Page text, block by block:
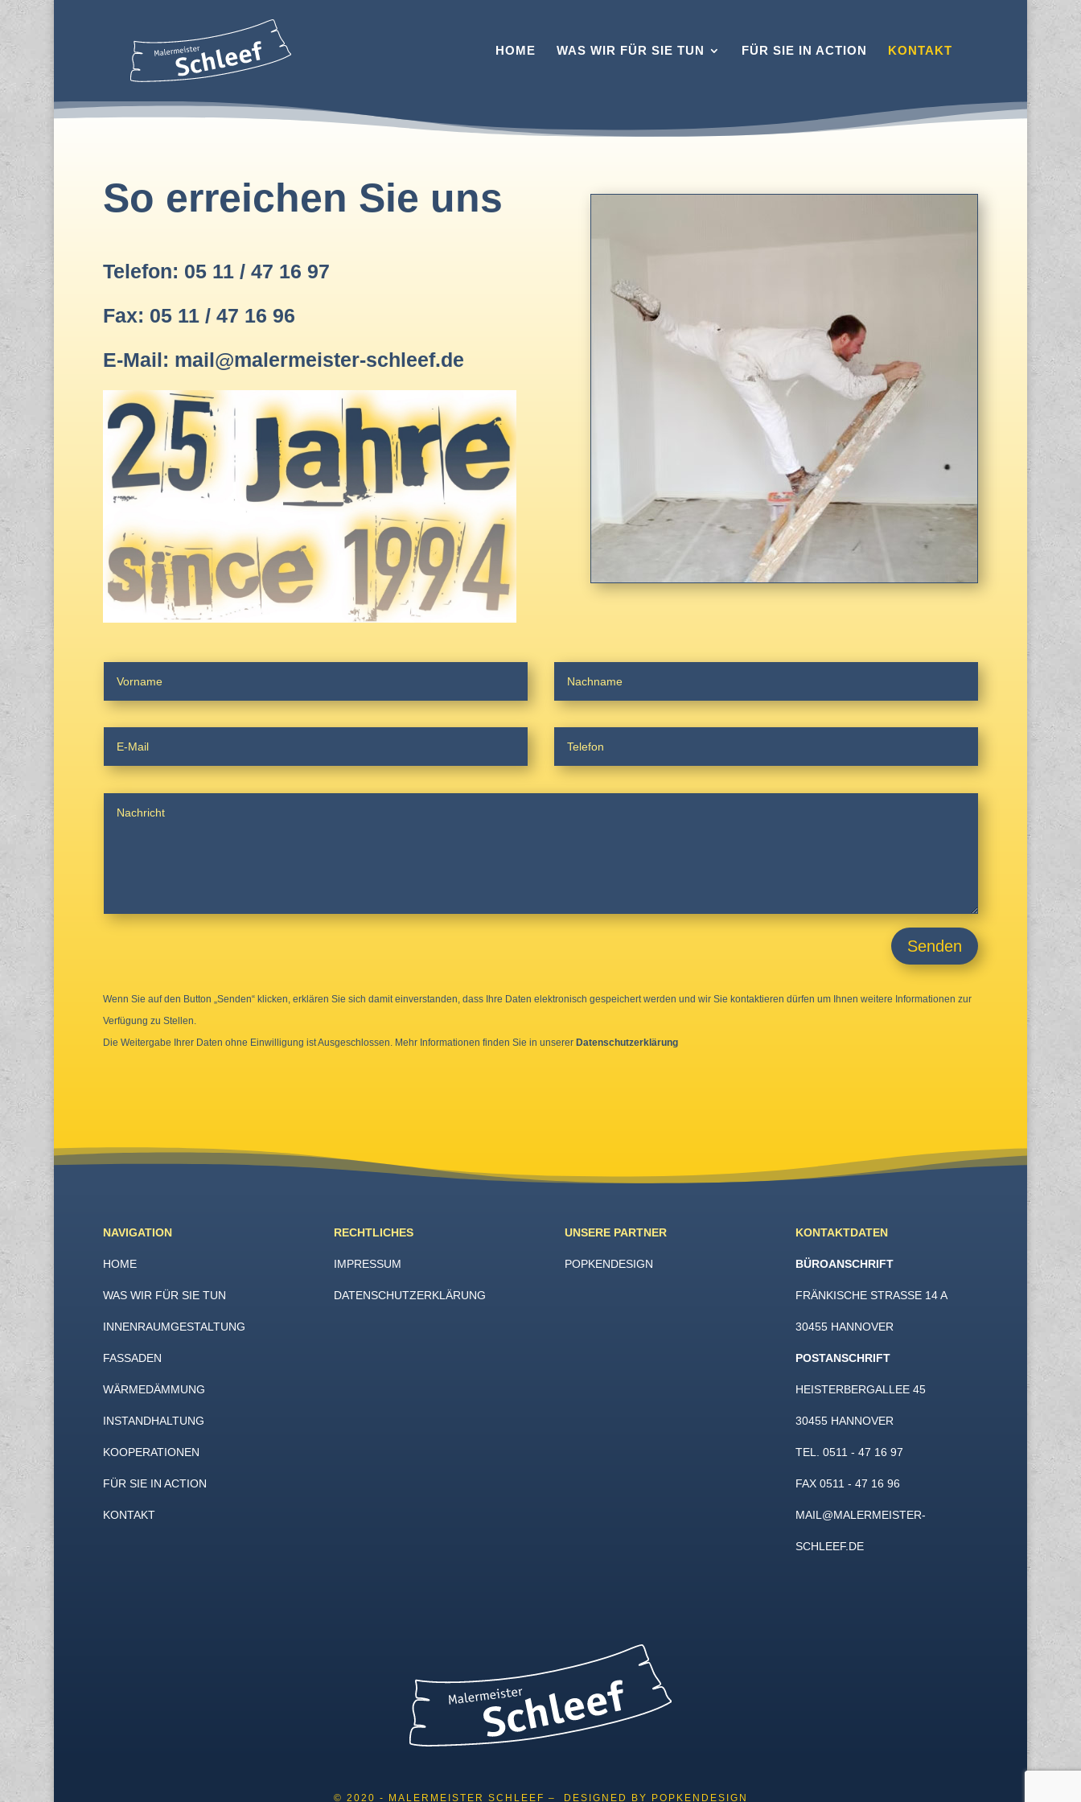
HOME WAS WIR FÜR SIE TUN FÜR SIE IN ACTION KONTAKT
So erreichen Sie uns
Telefon: 05 11 / 47 16 97
Fax: 05 11 / 47 16 96
E-Mail: mail@malermeister-schleef.de
Senden
Wenn Sie auf den Button „Senden“ klicken, erklären Sie sich damit einverstanden, dass Ihre Daten elektronisch gespeichert werden und wir Sie kontaktieren dürfen um Ihnen weitere Informationen zur
Verfügung zu Stellen.
Die Weitergabe Ihrer Daten ohne Einwilligung ist Ausgeschlossen. Mehr Informationen finden Sie in unserer Datenschutzerklärung
NAVIGATION
HOME
WAS WIR FÜR SIE TUN
INNENRAUMGESTALTUNG
FASSADEN
WÄRMEDÄMMUNG
INSTANDHALTUNG
KOOPERATIONEN
FÜR SIE IN ACTION
KONTAKT
RECHTLICHES
IMPRESSUM
DATENSCHUTZERKLÄRUNG
UNSERE PARTNER
POPKENDESIGN
KONTAKTDATEN
BÜROANSCHRIFT
FRÄNKISCHE STRASSE 14 A
30455 HANNOVER
POSTANSCHRIFT
HEISTERBERGALLEE 45
30455 HANNOVER
TEL. 0511 - 47 16 97
FAX 0511 - 47 16 96
MAIL@MALERMEISTER-
SCHLEEF.DE
© 2020 - MALERMEISTER SCHLEEF – DESIGNED BY POPKENDESIGN